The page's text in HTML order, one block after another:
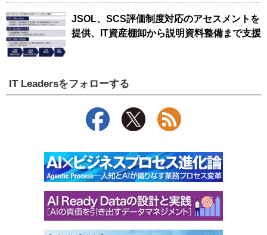
JSOL、SCS評価制度対応のアセスメントを
提供、IT資産棚卸から説明資料整備まで支援
IT Leadersをフォローする